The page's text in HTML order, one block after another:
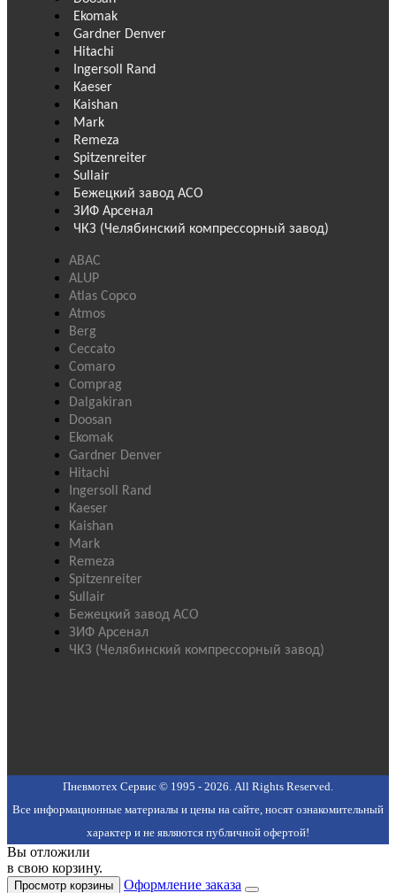
Ekomak
Gardner Denver
Hitachi
Ingersoll Rand
Kaeser
Kaishan
Mark
Remeza
Spitzenreiter
Sullair
Бежецкий завод АСО
ЗИФ Арсенал
ЧКЗ (Челябинский компрессорный завод)
ABAC
ALUP
Atlas Copco
Atmos
Berg
Ceccato
Comaro
Comprag
Dalgakiran
Doosan
Ekomak
Gardner Denver
Hitachi
Ingersoll Rand
Kaeser
Kaishan
Mark
Remeza
Spitzenreiter
Sullair
Бежецкий завод АСО
ЗИФ Арсенал
ЧКЗ (Челябинский компрессорный завод)
Пневмотех Сервис © 1995 - 2026. All Rights Reserved.
Все информационные материалы и цены на сайте, носят ознакомительный
характер и не являются публичной офертой!
Вы отложили
в свою корзину.
Просмотр корзины Оформление заказа